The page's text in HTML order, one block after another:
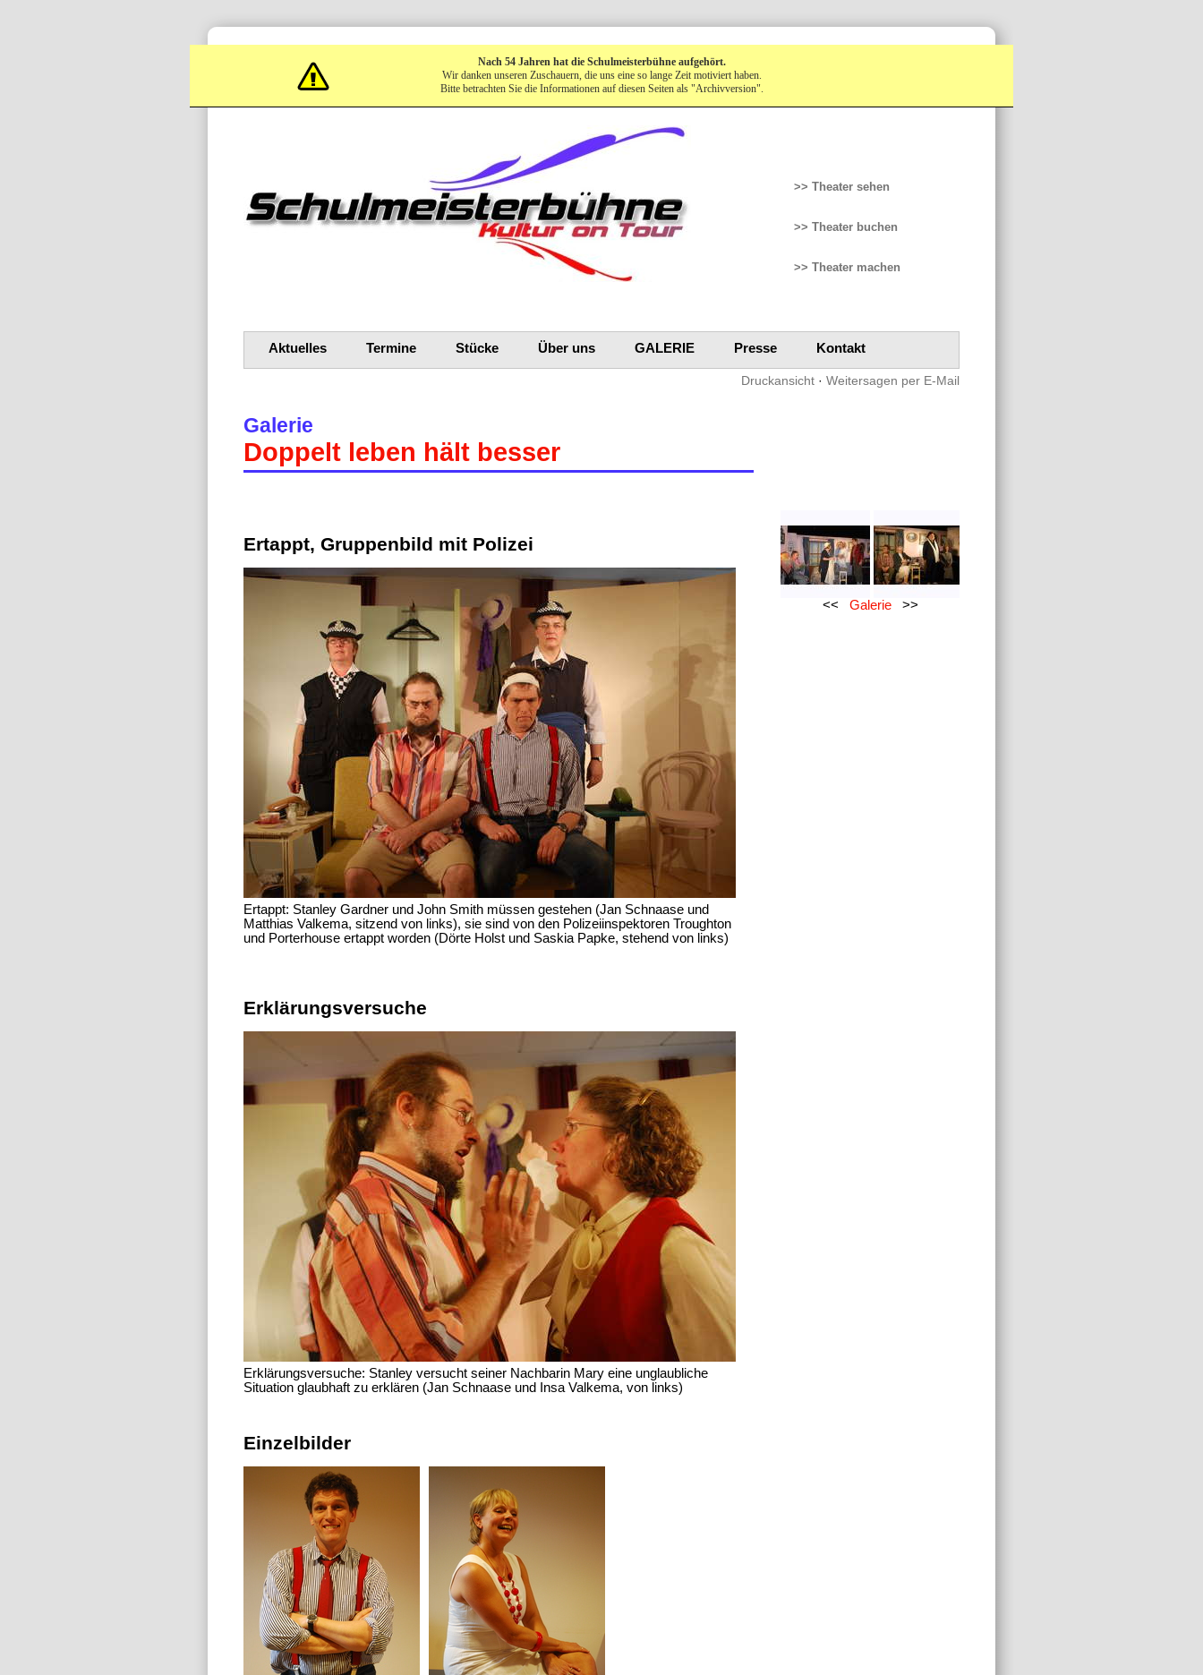
Nach 54 Jahren hat die Schulmeisterbühne aufgehört.
Wir danken unseren Zuschauern, die uns eine so lange Zeit motiviert haben.
Bitte betrachten Sie die Informationen auf diesen Seiten als "Archivversion".
>> Theater sehen
>> Theater buchen
>> Theater machen
Aktuelles Termine Stücke Über uns GALERIE Presse Kontakt
Druckansicht · Weitersagen per E-Mail
Galerie
Doppelt leben hält besser
Ertappt, Gruppenbild mit Polizei
Ertappt: Stanley Gardner und John Smith müssen gestehen (Jan Schnaase und
Matthias Valkema, sitzend von links), sie sind von den Polizeiinspektoren Troughton
und Porterhouse ertappt worden (Dörte Holst und Saskia Papke, stehend von links)
Erklärungsversuche
Erklärungsversuche: Stanley versucht seiner Nachbarin Mary eine unglaubliche
Situation glaubhaft zu erklären (Jan Schnaase und Insa Valkema, von links)
Einzelbilder
<< Galerie >>